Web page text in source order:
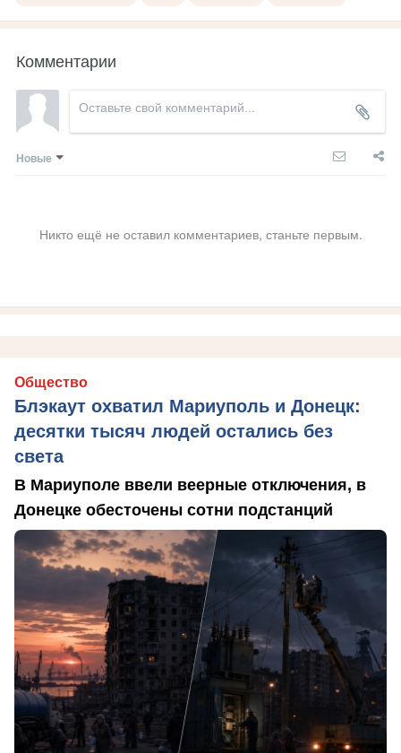
Комментарии
Новые
Никто ещё не оставил комментариев, станьте первым.
Общество
Блэкаут охватил Мариуполь и Донецк:
десятки тысяч людей остались без
света
В Мариуполе ввели веерные отключения, в
Донецке обесточены сотни подстанций